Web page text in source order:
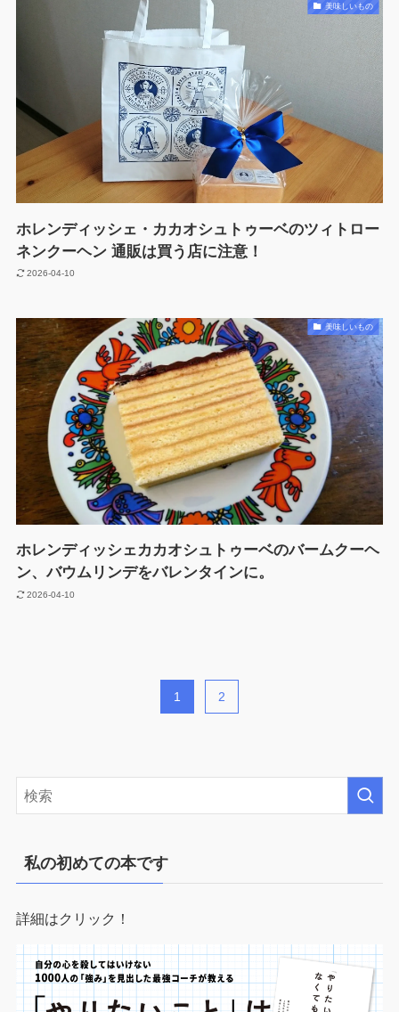
美味しいもの
ホレンディッシェ・カカオシュトゥーベのツィトロー
ネンクーヘン 通販は買う店に注意！
2026-04-10
美味しいもの
ホレンディッシェカカオシュトゥーベのバームクーヘ
ン、バウムリンデをバレンタインに。
2026-04-10
1 2
私の初めての本です
詳細はクリック！